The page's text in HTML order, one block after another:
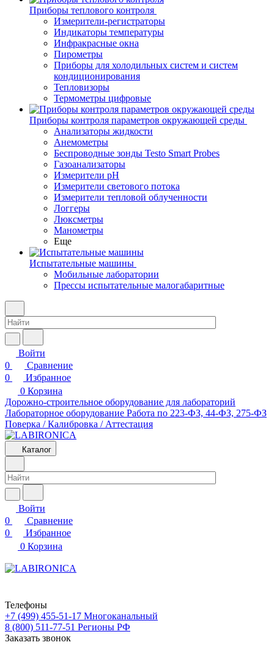
Приборы теплового контроля
Измерители-регистраторы
Индикаторы температуры
Инфракрасные окна
Пирометры
Приборы для холодильных систем и систем
кондиционирования
Тепловизоры
Термометры цифровые
Приборы контроля параметров окружающей среды
Анализаторы жидкости
Анемометры
Беспроводные зонды Testo Smart Probes
Газоанализаторы
Измерители pH
Измерители светового потока
Измерители тепловой облученности
Логгеры
Люксметры
Манометры
Еще
Испытательные машины
Мобильные лаборатории
Прессы испытательные малогабаритные
Войти
0
Сравнение
0
Избранное
0 Корзина
Дорожно-строительное оборудование для лабораторий
Лабораторное оборудование Работа по 223-ФЗ, 44-ФЗ, 275-ФЗ
Поверка / Калибровка / Аттестация
Каталог
Войти
0
Сравнение
0
Избранное
0 Корзина
Телефоны
+7 (499) 455-51-17 Многоканальный
8 (800) 511-77-51 Регионы РФ
Заказать звонок